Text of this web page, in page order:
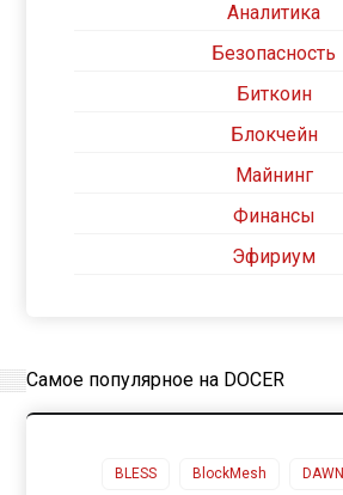
Аналитика
Безопасность
Биткоин
Блокчейн
Майнинг
Финансы
Эфириум
Самое популярное на DOCER
BLESS BlockMesh DAWN